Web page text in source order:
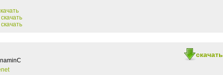
скачать
скачать
скачать